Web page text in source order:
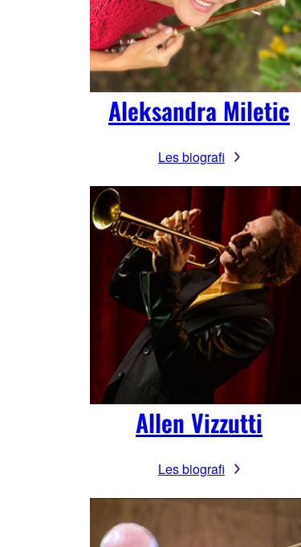
Aleksandra Miletic
Les biografi
Allen Vizzutti
Les biografi